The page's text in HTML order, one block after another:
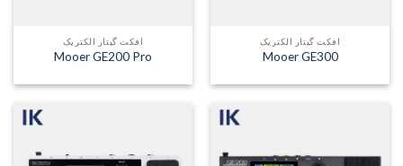
افکت گیتار الکتریک
Mooer GE300
افکت گیتار الکتریک
Mooer GE200 Pro